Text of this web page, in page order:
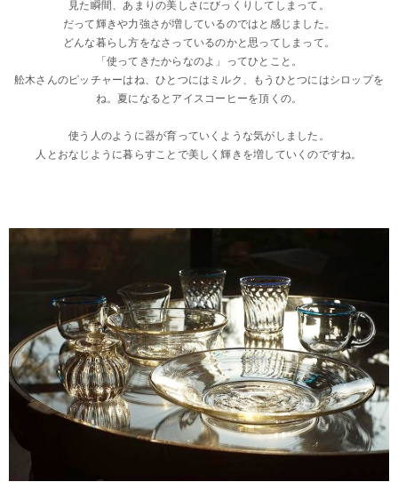
見た瞬間、あまりの美しさにびっくりしてしまって。
だって輝きや力強さが増しているのではと感じました。
どんな暮らし方をなさっているのかと思ってしまって。
「使ってきたからなのよ」ってひとこと。
舩木さんのピッチャーはね、ひとつにはミルク、もうひとつにはシロップを
ね。夏になるとアイスコーヒーを頂くの。
使う人のように器が育っていくような気がしました。
人とおなじように暮らすことで美しく輝きを増していくのですね。